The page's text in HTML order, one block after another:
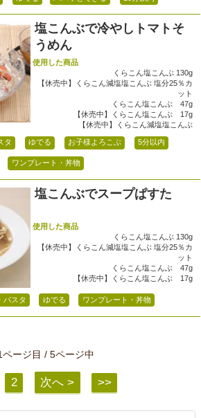
塩こんぶで冷やしトマトそ
うめん
使用した商品
くらこん塩こんぶ 130g
【休売中】くらこん減塩塩こんぶ 塩分25％カ
ット
くらこん塩こんぶ 47g
【休売中】くらこん塩こんぶ 17g
【休売中】くらこん減塩塩こんぶ
タ ゆでる お子様よろこぶ 5分以内
ワンプレート・丼物
塩こんぶでスープぱすた
使用した商品
くらこん塩こんぶ 130g
【休売中】くらこん減塩塩こんぶ 塩分25％カ
ット
くらこん塩こんぶ 47g
【休売中】くらこん塩こんぶ 17g
パスタ ゆでる ワンプレート・丼物
ページ目 / 5ページ中
2 次へ > >>